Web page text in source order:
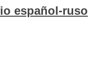
español-ruso